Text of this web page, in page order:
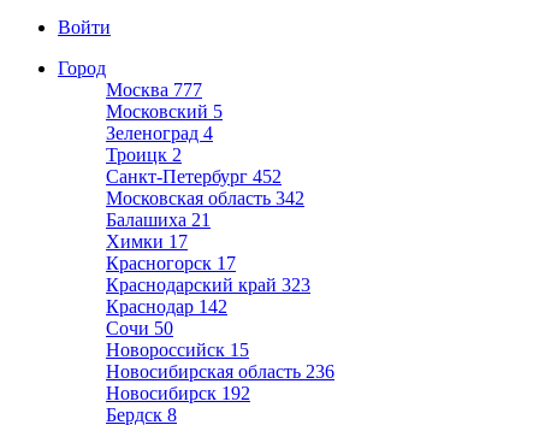
Войти
Город
Москва 777
Московский 5
Зеленоград 4
Троицк 2
Санкт-Петербург 452
Московская область 342
Балашиха 21
Химки 17
Красногорск 17
Краснодарский край 323
Краснодар 142
Сочи 50
Новороссийск 15
Новосибирская область 236
Новосибирск 192
Бердск 8